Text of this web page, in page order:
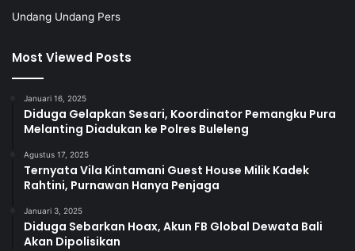
Undang Undang Pers
Most Viewed Posts
Januari 16, 2025
Diduga Gelapkan Sesari, Koordinator Pemangku Pura
Melanting Diadukan ke Polres Buleleng
Agustus 17, 2025
Ternyata Vila Kintamani Guest House Milik Kadek
Rahtini, Purnawan Hanya Penjaga
Januari 3, 2025
Diduga Sebarkan Hoax, Akun FB Global Dewata Bali
Akan Dipolisikan